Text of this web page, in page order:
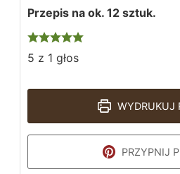
Przepis na ok. 12 sztuk.
5 z 1 głos
WYDRUKUJ
PRZYPNIJ